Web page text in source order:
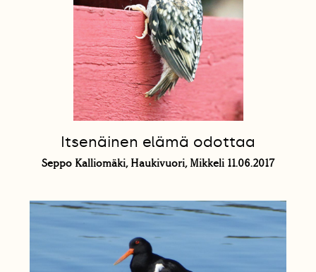
Itsenäinen elämä odottaa
Seppo Kalliomäki, Haukivuori, Mikkeli 11.06.2017